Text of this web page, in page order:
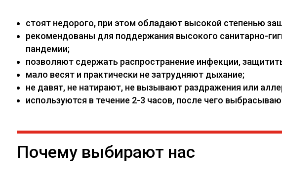
стоят недорого, при этом обладают высокой степенью
рекомендованы для поддержания высокого санитарно-
пандемии;
позволяют сдержать распространение инфекции,
мало весят и практически не затрудняют дыхание;
не давят, не натирают, не вызывают раздражения или
используются в течение 2-3 часов, после чего
Почему выбирают нас